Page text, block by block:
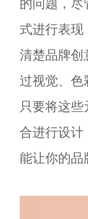
式进行表
清楚品牌
过视觉、
只要将这
合进行设
能让你的